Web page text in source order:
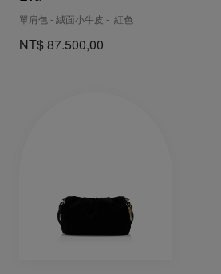
單肩包 - 絨面小牛皮 - 紅色
NT$ 87.500,00